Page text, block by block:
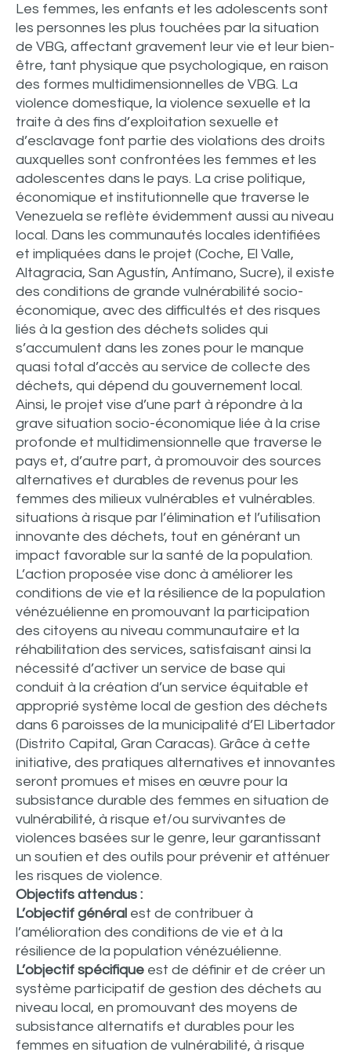
Les femmes, les enfants et les adolescents sont
les personnes les plus touchées par la situation
de VBG, affectant gravement leur vie et leur bien-
être, tant physique que psychologique, en raison
des formes multidimensionnelles de VBG. La
violence domestique, la violence sexuelle et la
traite à des fins d’exploitation sexuelle et
d’esclavage font partie des violations des droits
auxquelles sont confrontées les femmes et les
adolescentes dans le pays. La crise politique,
économique et institutionnelle que traverse le
Venezuela se reflète évidemment aussi au niveau
local. Dans les communautés locales identifiées
et impliquées dans le projet (Coche, El Valle,
Altagracia, San Agustín, Antímano, Sucre), il existe
des conditions de grande vulnérabilité socio-
économique, avec des difficultés et des risques
liés à la gestion des déchets solides qui
s’accumulent dans les zones pour le manque
quasi total d’accès au service de collecte des
déchets, qui dépend du gouvernement local.
Ainsi, le projet vise d’une part à répondre à la
grave situation socio-économique liée à la crise
profonde et multidimensionnelle que traverse le
pays et, d’autre part, à promouvoir des sources
alternatives et durables de revenus pour les
femmes des milieux vulnérables et vulnérables.
situations à risque par l’élimination et l’utilisation
innovante des déchets, tout en générant un
impact favorable sur la santé de la population.
L’action proposée vise donc à améliorer les
conditions de vie et la résilience de la population
vénézuélienne en promouvant la participation
des citoyens au niveau communautaire et la
réhabilitation des services, satisfaisant ainsi la
nécessité d’activer un service de base qui
conduit à la création d’un service équitable et
approprié système local de gestion des déchets
dans 6 paroisses de la municipalité d’El Libertador
(Distrito Capital, Gran Caracas). Grâce à cette
initiative, des pratiques alternatives et innovantes
seront promues et mises en œuvre pour la
subsistance durable des femmes en situation de
vulnérabilité, à risque et/ou survivantes de
violences basées sur le genre, leur garantissant
un soutien et des outils pour prévenir et atténuer
les risques de violence.
Objectifs attendus :
L’objectif général est de contribuer à
l’amélioration des conditions de vie et à la
résilience de la population vénézuélienne.
L’objectif spécifique est de définir et de créer un
système participatif de gestion des déchets au
niveau local, en promouvant des moyens de
subsistance alternatifs et durables pour les
femmes en situation de vulnérabilité, à risque